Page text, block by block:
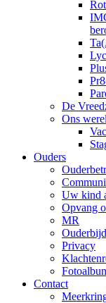
De
Ons
Ouders
Uw kind
Opvang
MR
Privacy
Contact